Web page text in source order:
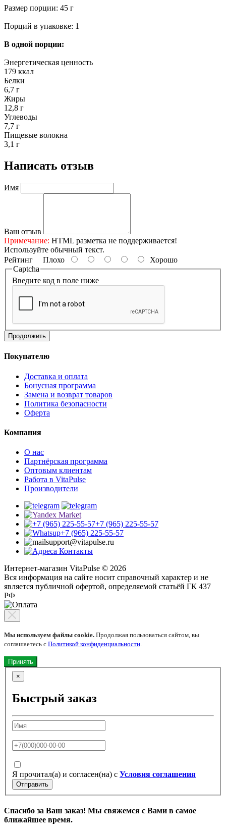
Размер порции: 45 г
Порций в упаковке: 1
В одной порции:
Энергетическая ценность
179 ккал
Белки
6,7 г
Жиры
12,8 г
Углеводы
7,7 г
Пищевые волокна
3,1 г
Написать отзыв
Имя
Ваш отзыв
Примечание: HTML разметка не поддерживается!
Используйте обычный текст.
Рейтинг Плохо
Хорошо
Captcha
Введите код в поле ниже
Продолжить
Покупателю
Доставка и оплата
Бонусная программа
Замена и возврат товаров
Политика безопасности
Оферта
Компания
О нас
Партнёрская программа
Оптовым клиентам
Работа в VitaPulse
Производители
+7 (965) 225-55-57
+7 (965) 225-55-57
support@vitapulse.ru
Контакты
Интернет-магазин VitaPulse © 2026
Вся информация на сайте носит справочный характер и не
является публичной офертой, определяемой статьёй ГК 437
РФ
Мы используем файлы cookie. Продолжая пользоваться сайтом, вы
соглашаетесь с Политикой конфиденциальности.
Принять
×
Быстрый заказ
Я прочитал(а) и согласен(на) с Условия соглашения
Отправить
Спасибо за Ваш заказ! Мы свяжемся с Вами в самое
ближайшее время.